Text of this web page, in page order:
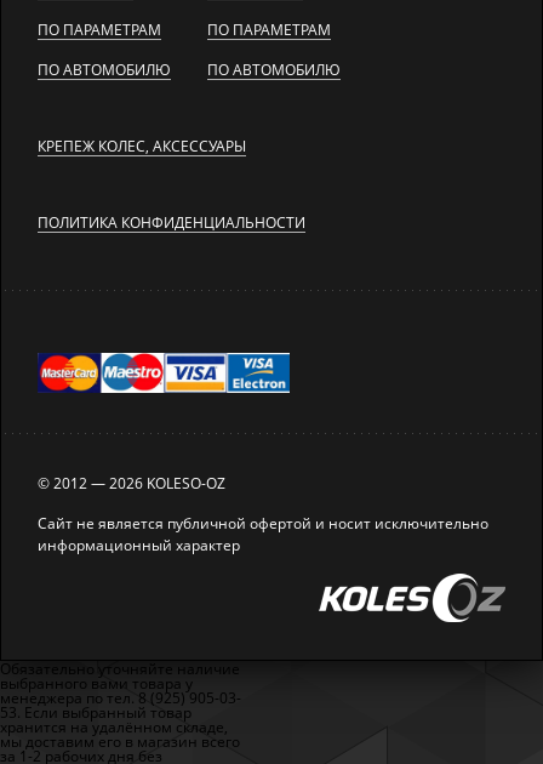
ПО ПАРАМЕТРАМ
ПО АВТОМОБИЛЮ
ПО ПАРАМЕТРАМ
ПО АВТОМОБИЛЮ
КРЕПЕЖ КОЛЕС, АКСЕССУАРЫ
ПОЛИТИКА КОНФИДЕНЦИАЛЬНОСТИ
© 2012 — 2026 KOLESO-OZ
Сайт не является публичной офертой и носит исключительно
информационный характер
Обязательно уточняйте наличие
выбранного вами товара у
менеджера по тел. 8 (925) 905-03-
53. Если выбранный товар
хранится на удалённом складе,
мы доставим его в магазин всего
за 1-2 рабочих дня без